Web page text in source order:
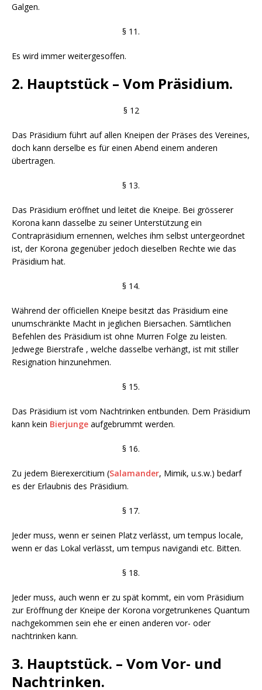
Galgen.
§ 11.
Es wird immer weitergesoffen.
2. Hauptstück – Vom Präsidium.
§ 12
Das Präsidium führt auf allen Kneipen der Präses des Vereines,
doch kann derselbe es für einen Abend einem anderen
übertragen.
§ 13.
Das Präsidium eröffnet und leitet die Kneipe. Bei grösserer
Korona kann dasselbe zu seiner Unterstützung ein
Contrapräsidium ernennen, welches ihm selbst untergeordnet
ist, der Korona gegenüber jedoch dieselben Rechte wie das
Präsidium hat.
§ 14.
Während der officiellen Kneipe besitzt das Präsidium eine
unumschränkte Macht in jeglichen Biersachen. Sämtlichen
Befehlen des Präsidium ist ohne Murren Folge zu leisten.
Jedwege Bierstrafe , welche dasselbe verhängt, ist mit stiller
Resignation hinzunehmen.
§ 15.
Das Präsidium ist vom Nachtrinken entbunden. Dem Präsidium
kann kein Bierjunge aufgebrummt werden.
§ 16.
Zu jedem Bierexercitium (Salamander, Mimik, u.s.w.) bedarf
es der Erlaubnis des Präsidium.
§ 17.
Jeder muss, wenn er seinen Platz verlässt, um tempus locale,
wenn er das Lokal verlässt, um tempus navigandi etc. Bitten.
§ 18.
Jeder muss, auch wenn er zu spät kommt, ein vom Präsidium
zur Eröffnung der Kneipe der Korona vorgetrunkenes Quantum
nachgekommen sein ehe er einen anderen vor- oder
nachtrinken kann.
3. Hauptstück. – Vom Vor- und
Nachtrinken.